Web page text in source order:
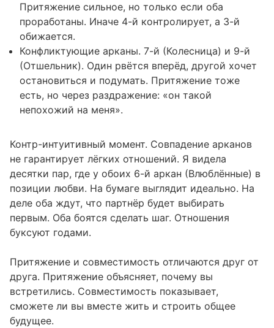
Притяжение сильное, но только если оба
проработаны. Иначе 4-й контролирует, а 3-й
обижается.
Конфликтующие арканы. 7-й (Колесница) и 9-й
(Отшельник). Один рвётся вперёд, другой хочет
остановиться и подумать. Притяжение тоже
есть, но через раздражение: «он такой
непохожий на меня».
Контр-интуитивный момент. Совпадение арканов
не гарантирует лёгких отношений. Я видела
десятки пар, где у обоих 6-й аркан (Влюблённые) в
позиции любви. На бумаге выглядит идеально. На
деле оба ждут, что партнёр будет выбирать
первым. Оба боятся сделать шаг. Отношения
буксуют годами.
Притяжение и совместимость отличаются друг от
друга. Притяжение объясняет, почему вы
встретились. Совместимость показывает,
сможете ли вы вместе жить и строить общее
будущее.